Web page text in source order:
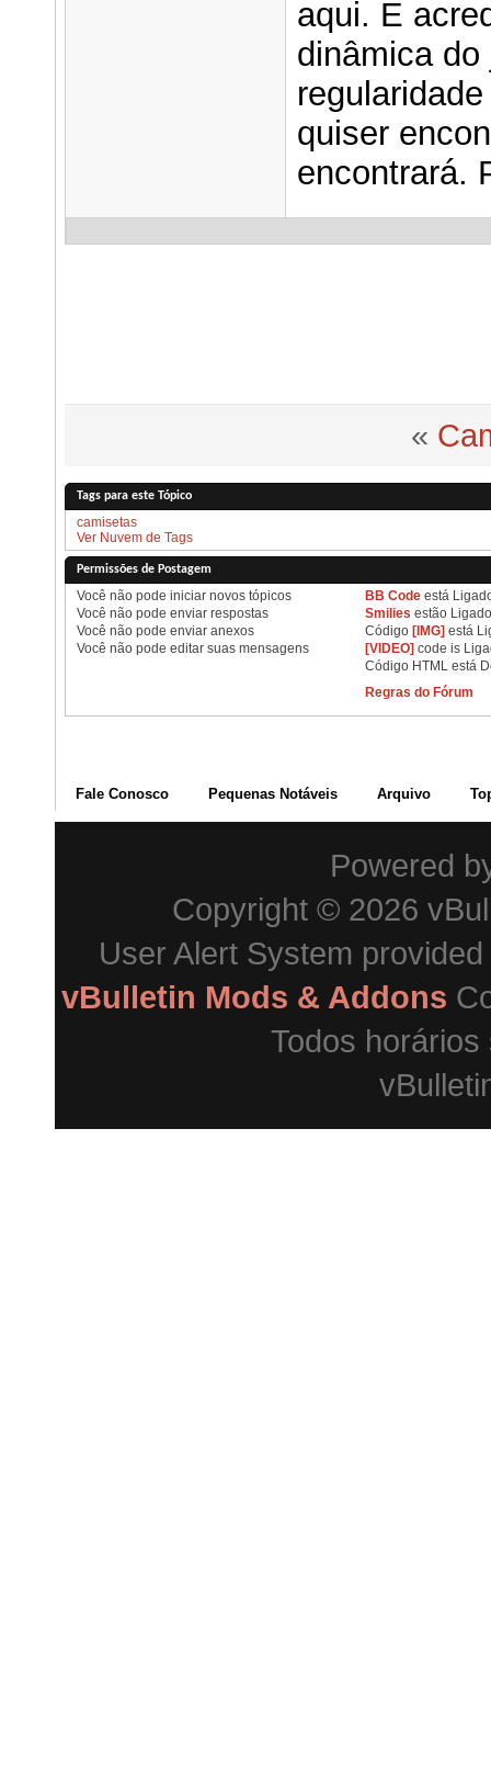
aqui. E
dinâmica
quiser
encontrará.
«
Tags para este Tópico
camisetas
Ver Nuvem de Tags
Permissões de Postagem
Você não pode iniciar novos tópicos
Você não pode enviar respostas
Você não pode enviar anexos
Você não pode editar suas mensagens
BB Codeestá
Smilies estão
Código [IMG] está
[VIDEO] code is
Código HTML está
Regras do Fórum
Fale Conosco Pequenas Notáveis Arquivo
Powered
Copyright © 2026
User Alert System
vBulletin Mods & Addons
Todos